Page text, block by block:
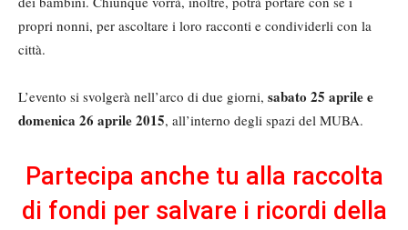
propri nonni, per ascoltare i loro racconti e condividerli con la
città.
L’evento si svolgerà nell’arco di due giorni, sabato 25 aprile e
domenica 26 aprile 2015, all’interno degli spazi del MUBA.
Partecipa anche tu alla raccolta
di fondi per salvare i ricordi della